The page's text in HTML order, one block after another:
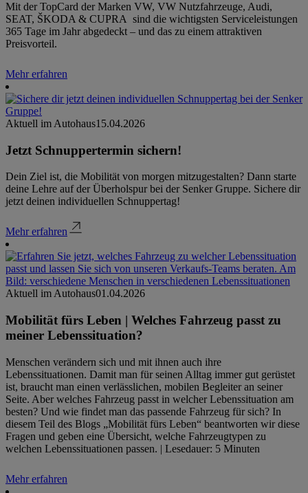
Mit der TopCard der Marken VW, VW Nutzfahrzeuge, Audi,
SEAT, ŠKODA & CUPRA sind die wichtigsten Serviceleistungen
365 Tage im Jahr abgedeckt – und das zu einem attraktiven
Preisvorteil.
Mehr erfahren
Aktuell im Autohaus15.04.2026
Jetzt Schnuppertermin sichern!
Dein Ziel ist, die Mobilität von morgen mitzugestalten? Dann starte
deine Lehre auf der Überholspur bei der Senker Gruppe. Sichere dir
jetzt deinen individuellen Schnuppertag!
Mehr erfahren
Aktuell im Autohaus01.04.2026
Mobilität fürs Leben | Welches Fahrzeug passt zu
meiner Lebenssituation?
Menschen verändern sich und mit ihnen auch ihre
Lebenssituationen. Damit man für seinen Alltag immer gut gerüstet
ist, braucht man einen verlässlichen, mobilen Begleiter an seiner
Seite. Aber welches Fahrzeug passt in welcher Lebenssituation am
besten? Und wie findet man das passende Fahrzeug für sich? In
diesem Teil des Blogs „Mobilität fürs Leben“ beantworten wir diese
Fragen und geben eine Übersicht, welche Fahrzeugtypen zu
welchen Lebenssituationen passen. | Lesedauer: 5 Minuten
Mehr erfahren